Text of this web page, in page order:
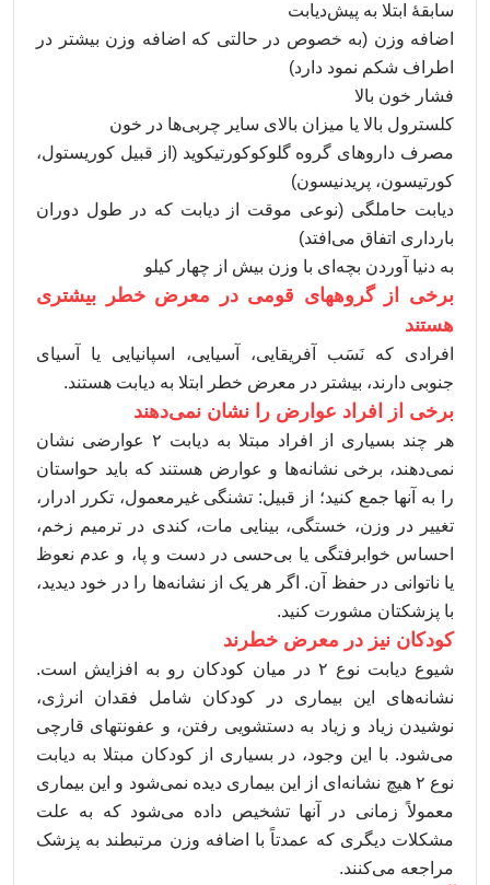
سابقۀ ابتلا به پیش‌دیابت
اضافه وزن (به خصوص در حالتی که اضافه وزن بیشتر در
اطراف شکم نمود دارد)
فشار خون بالا
کلسترول بالا یا میزان بالای سایر چربی‌ها در خون
مصرف داروهای گروه گلوکوکورتیکوید (از قبیل کوریستول،
کورتیسون، پریدنیسون)
دیابت حاملگی (نوعی موقت از دیابت که در طول دوران
بارداری اتفاق می‌افتد)
به دنیا آوردن بچه‌ای با وزن بیش از چهار کیلو
برخی از گروههای قومی در معرض خطر بیشتری
هستند
افرادی که نَسَب آفریقایی، آسیایی، اسپانیایی یا آسیای
جنوبی دارند، بیشتر در معرض خطر ابتلا به دیابت هستند.
برخی از افراد عوارض را نشان نمی‌دهند
هر چند بسیاری از افراد مبتلا به دیابت ۲ عوارضی نشان
نمی‌دهند، برخی نشانه‌ها و عوارض هستند که باید حواستان
را به آنها جمع کنید؛ از قبیل: تشنگی غیرمعمول، تکرر ادرار،
تغییر در وزن، خستگی، بینایی مات، کندی در ترمیم زخم،
احساس خوابرفتگی یا بی‌حسی در دست و پا، و عدم نعوظ
یا ناتوانی در حفظ آن. اگر هر یک از نشانه‌ها را در خود دیدید،
با پزشکتان مشورت کنید.
کودکان نیز در معرض خطرند
شیوع دیابت نوع ۲ در میان کودکان رو به افزایش است.
نشانه‌های این بیماری در کودکان شامل فقدان انرژی،
نوشیدن زیاد و زیاد به دستشویی رفتن، و عفونتهای قارچی
می‌شود. با این وجود، در بسیاری از کودکان مبتلا به دیابت
نوع ۲ هیچ نشانه‌ای از این بیماری دیده نمی‌شود و این بیماری
معمولاً زمانی در آنها تشخیص داده می‌شود که به علت
مشکلات دیگری که عمدتاً با اضافه وزن مرتبطند به پزشک
مراجعه می‌کنند.